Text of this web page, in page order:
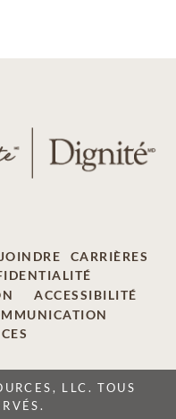
CARRIÈRES
ACCESSIBILITÉ
LLC. TOUS